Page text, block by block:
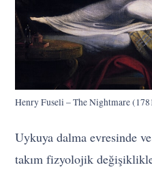
Henry Fuseli – The Nightmare
Uykuya dalma evresinde
takım fizyolojik